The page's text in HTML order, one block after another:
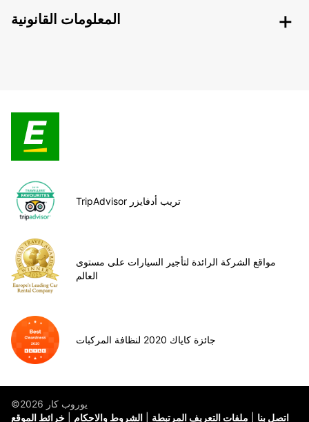
المعلومات القانونية
TripAdvisor تريب أدفايزر
مواقع الشركة الرائدة لتأجير السيارات على مستوى
العالم
جائزة كاياك 2020 لنظافة المركبات
©يوروب كار 2026
خرائط الموقع
الشروط والاحكام ملفات التعريف المرتبطة اتصل بنا